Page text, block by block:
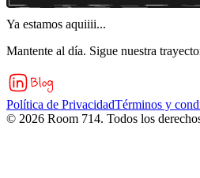
Ya estamos aquiiii...
Mantente al día. Sigue nuestra
Política de PrivacidadTérminos y
© 2026 Room 714. Todos los